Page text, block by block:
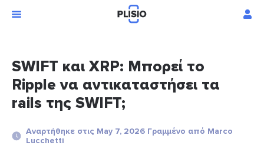
SWIFT και XRP: Μπορεί το
Ripple να αντικαταστήσει τα
rails της SWIFT;
Αναρτήθηκε στις May 7, 2026 Γραμμένο από Marco
Lucchetti